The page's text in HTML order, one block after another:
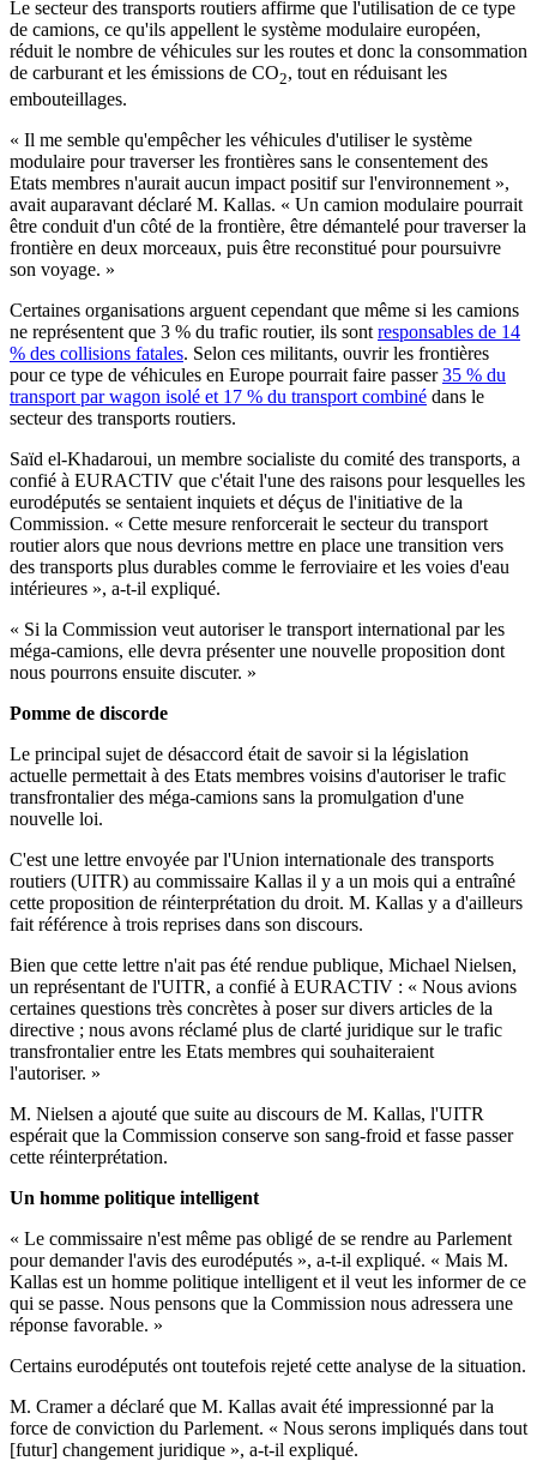
Le secteur des transports routiers affirme que l'utilisation de ce type
de camions, ce qu'ils appellent le système modulaire européen,
réduit le nombre de véhicules sur les routes et donc la consommation
de carburant et les émissions de CO2, tout en réduisant les
embouteillages.
« Il me semble qu'empêcher les véhicules d'utiliser le système
modulaire pour traverser les frontières sans le consentement des
Etats membres n'aurait aucun impact positif sur l'environnement »,
avait auparavant déclaré M. Kallas. « Un camion modulaire pourrait
être conduit d'un côté de la frontière, être démantelé pour traverser la
frontière en deux morceaux, puis être reconstitué pour poursuivre
son voyage. »
Certaines organisations arguent cependant que même si les camions
ne représentent que 3 % du trafic routier, ils sontresponsables de 14
% des collisions fatales. Selon ces militants, ouvrir les frontières
pour ce type de véhicules en Europe pourrait faire passer35 % du
transport par wagon isolé et 17 % du transport combiné dans le
secteur des transports routiers.
Saïd el-Khadaroui, un membre socialiste du comité des transports, a
confié à EURACTIV que c'était l'une des raisons pour lesquelles les
eurodéputés se sentaient inquiets et déçus de l'initiative de la
Commission. « Cette mesure renforcerait le secteur du transport
routier alors que nous devrions mettre en place une transition vers
des transports plus durables comme le ferroviaire et les voies d'eau
intérieures », a-t-il expliqué.
« Si la Commission veut autoriser le transport international par les
méga-camions, elle devra présenter une nouvelle proposition dont
nous pourrons ensuite discuter. »
Pomme de discorde
Le principal sujet de désaccord était de savoir si la législation
actuelle permettait à des Etats membres voisins d'autoriser le trafic
transfrontalier des méga-camions sans la promulgation d'une
nouvelle loi.
C'est une lettre envoyée par l'Union internationale des transports
routiers (UITR) au commissaire Kallas il y a un mois qui a entraîné
cette proposition de réinterprétation du droit. M. Kallas y a d'ailleurs
fait référence à trois reprises dans son discours.
Bien que cette lettre n'ait pas été rendue publique, Michael Nielsen,
un représentant de l'UITR, a confié à EURACTIV : « Nous avions
certaines questions très concrètes à poser sur divers articles de la
directive ; nous avons réclamé plus de clarté juridique sur le trafic
transfrontalier entre les Etats membres qui souhaiteraient
l'autoriser. »
M. Nielsen a ajouté que suite au discours de M. Kallas, l'UITR
espérait que la Commission conserve son sang-froid et fasse passer
cette réinterprétation.
Un homme politique intelligent
« Le commissaire n'est même pas obligé de se rendre au Parlement
pour demander l'avis des eurodéputés », a-t-il expliqué. « Mais M.
Kallas est un homme politique intelligent et il veut les informer de ce
qui se passe. Nous pensons que la Commission nous adressera une
réponse favorable. »
Certains eurodéputés ont toutefois rejeté cette analyse de la situation.
M. Cramer a déclaré que M. Kallas avait été impressionné par la
force de conviction du Parlement. « Nous serons impliqués dans tout
[futur] changement juridique », a-t-il expliqué.